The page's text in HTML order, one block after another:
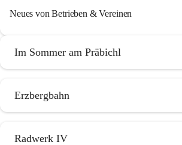
Neues von Betrieben & Vereinen
Im Sommer am Präbichl
Erzbergbahn
Radwerk IV